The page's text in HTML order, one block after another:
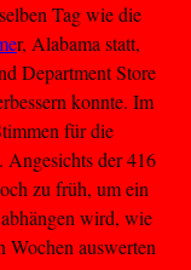
Tag wie die
r, Alabama statt,
Department Store
konnte. Im
für die
Angesichts der 416
zu früh, um ein
wird, wie
Wochen auswerten